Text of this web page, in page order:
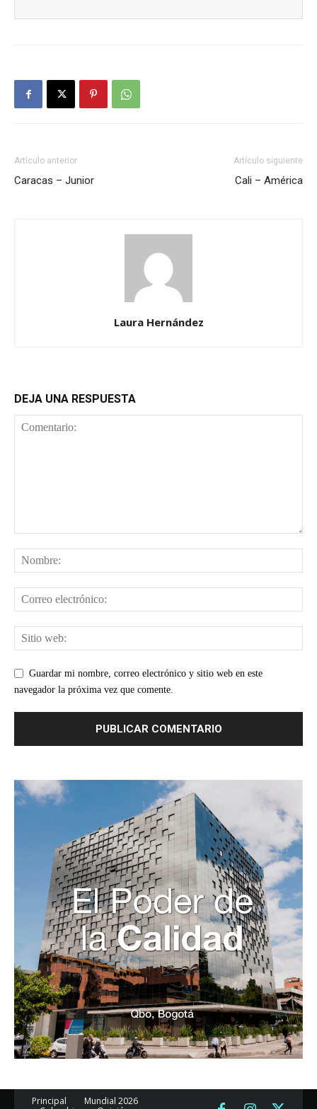
Artículo anterior
Caracas – Junior
Artículo siguiente
Cali – América
Laura Hernández
DEJA UNA RESPUESTA
Guardar mi nombre, correo electrónico y sitio web en este
navegador la próxima vez que comente.
Principal
Mundial 2026